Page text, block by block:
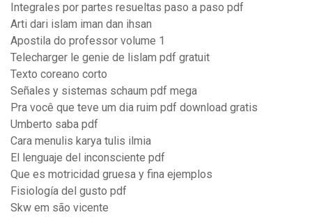
Integrales por partes resueltas paso a paso pdf
Arti dari islam iman dan ihsan
Apostila do professor volume 1
Telecharger le genie de lislam pdf gratuit
Texto coreano corto
Señales y sistemas schaum pdf mega
Pra você que teve um dia ruim pdf download gratis
Umberto saba pdf
Cara menulis karya tulis ilmia
El lenguaje del inconsciente pdf
Que es motricidad gruesa y fina ejemplos
Fisiología del gusto pdf
Skw em são vicente